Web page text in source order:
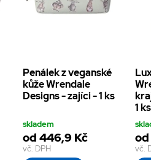
Penálek z veganské
kůže Wrendale
Designs - zajíci - 1 ks
skladem
od 446,9 Kč
vč. DPH
1 ks
od
vč.